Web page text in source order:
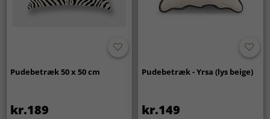
Pudebetræk 50 x 50 cm
kr.189
Pudebetræk - Yrsa (lys beige)
kr.149